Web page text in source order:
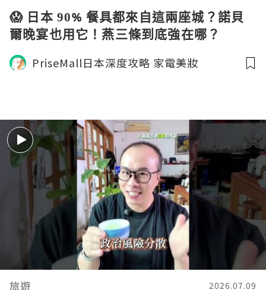
😱 日本 90% 餐具都來自這兩座城？諾貝
爾晚宴也用它！燕三條到底強在哪？
PriseMall日本深度攻略 家電美妝
旅遊 2026.07.09